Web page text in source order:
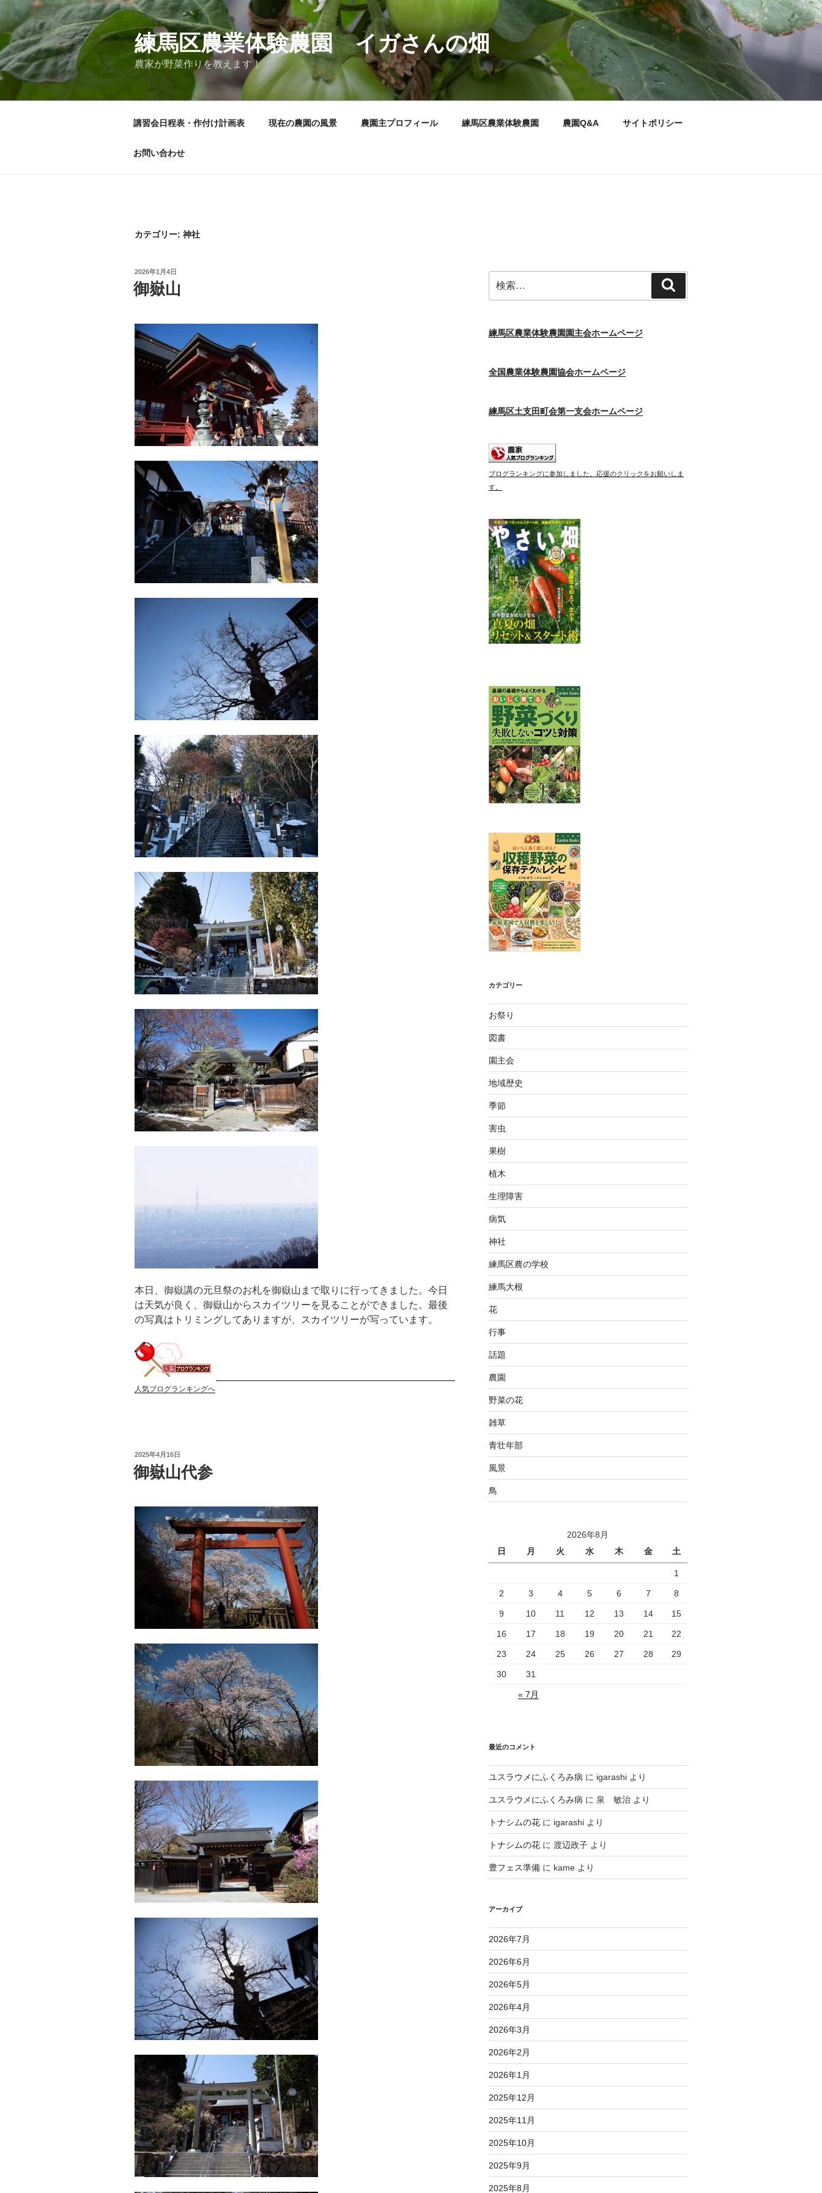
ン
テ
ン
ツ
へ
練馬区農業体験農園 イガさんの畑
農家が野菜作りを教えます！
講習会日程表・作付け計画表 現在の農園の風景 農園主プロフィール 練馬区農業体験農園 農園Q&A サイトポリシー
お問い合わせ
カテゴリー: 神社
投
稿
日:
2026年1月4日
御嶽山
本日、御嶽講の元旦祭のお札を御嶽山まで取りに行ってきました。今日
は天気が良く、御嶽山からスカイツリーを見ることができました。最後
の写真はトリミングしてありますが、スカイツリーが写っています。
人気ブログランキングへ
投
稿
日:
2025年4月16日
御嶽山代参
索:
索
練馬区農業体験農園園主会ホームページ
全国農業体験農園協会ホームページ
練馬区土支田町会第一支会ホームページ
ブログランキングに参加しました。応援のクリックをお願いしま
す。
カテゴリー
お祭り
図書
園主会
地域歴史
季節
害虫
果樹
植木
生理障害
病気
神社
練馬区農の学校
練馬大根
花
行事
話題
農園
野菜の花
雑草
青壮年部
風景
鳥
2026年8月
日
月 火 水 木 金 土
1
2 3 4 5 6 7 8
9 10 11 12 13 14 15
16 17 18 19 20 21 22
23 24 25 26 27 28 29
30 31
« 7月
最近のコメント
ユスラウメにふくろみ病 に igarashiより
ユスラウメにふくろみ病 に 泉 敏治より
トナシムの花に igarashiより
トナシムの花に 渡辺政子より
豊フェス準備に kameより
アーカイブ
2026年7月
2026年6月
2026年5月
2026年4月
2026年3月
2026年2月
2026年1月
2025年12月
2025年11月
2025年10月
2025年9月
2025年8月